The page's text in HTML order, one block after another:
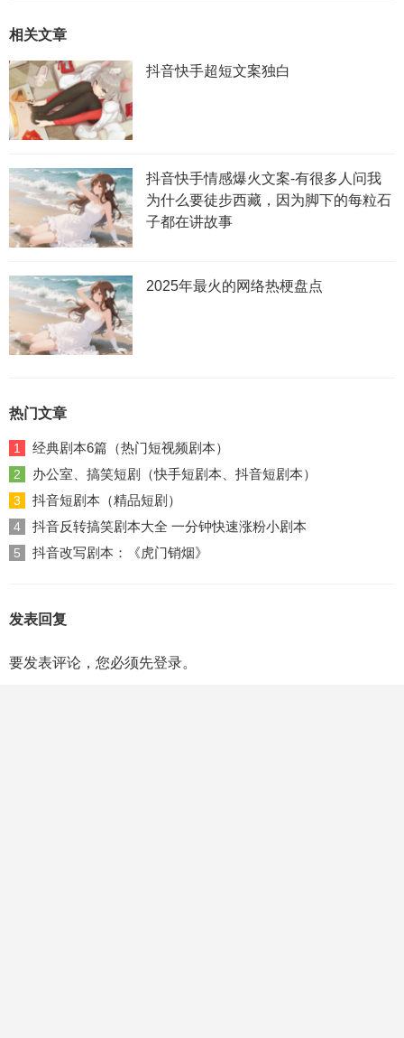
相关文章
抖音快手超短文案独白
抖音快手情感爆火文案-有很多人问我
为什么要徒步西藏，因为脚下的每粒石
子都在讲故事
2025年最火的网络热梗盘点
热门文章
1 经典剧本6篇（热门短视频剧本）
2 办公室、搞笑短剧（快手短剧本、抖音短剧本）
3 抖音短剧本（精品短剧）
4 抖音反转搞笑剧本大全 一分钟快速涨粉小剧本
5 抖音改写剧本：《虎门销烟》
发表回复
要发表评论，您必须先登录。